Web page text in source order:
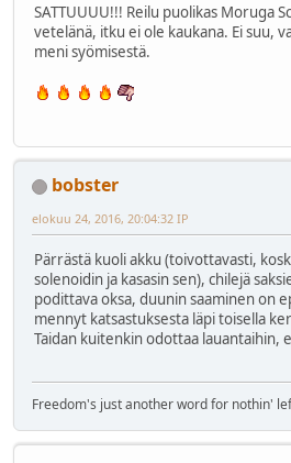
SATTUUUU!!! Reilu puolikas Moruga
vetelänä, itku ei ole kaukana. Ei suu,
meni syömisestä.
bobster
elokuu 24, 2016, 20:04:32 IP
Pärrästä kuoli akku (toivottavasti,
solenoidin ja kasasin sen), chilejä
podittava oksa, duunin saaminen on
mennyt katsastuksesta läpi toisella
Taidan kuitenkin odottaa lauantaihin,
Freedom's just another word for nothin'